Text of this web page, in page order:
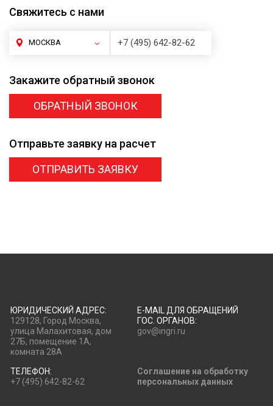
Свяжитесь с нами
МОСКВА +7 (495) 642-82-62
Закажите обратный звонок
ОБРАТНЫЙ ЗВОНОК
Отправьте заявку на расчет
ОТПРАВИТЬ ЗАЯВКУ
ЮРИДИЧЕСКИЙ АДРЕС:
129128, Город Москва,
улица Малахитовая, дом
27Б, помещение 1А,
комната 28А
E-MAIL ДЛЯ ОБРАЩЕНИЙ
ГОС. ОРГАНОВ:
gov@ingri.ru
ТЕЛЕФОН:
+7 (495) 642-82-62
Соглашение на обработку
персональных данных